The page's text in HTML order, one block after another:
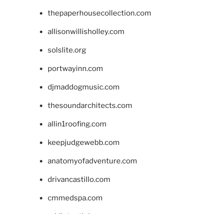
thepaperhousecollection.com
allisonwillisholley.com
solslite.org
portwayinn.com
djmaddogmusic.com
thesoundarchitects.com
allin1roofing.com
keepjudgewebb.com
anatomyofadventure.com
drivancastillo.com
cmmedspa.com